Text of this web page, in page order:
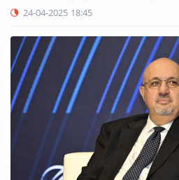
24-04-2025 18:45